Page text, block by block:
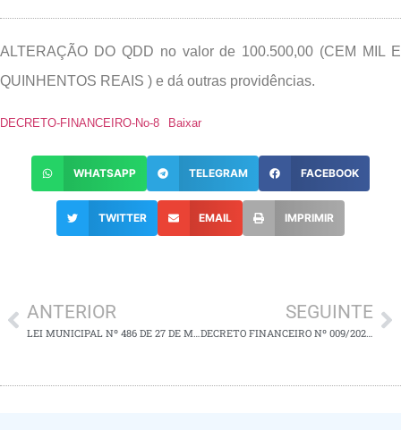
ALTERAÇÃO DO QDD no valor de 100.500,00 (CEM MIL E
QUINHENTOS REAIS ) e dá outras providências.
DECRETO-FINANCEIRO-No-8 Baixar
WHATSAPP TELEGRAM FACEBOOK
TWITTER EMAIL IMPRIMIR
ANTERIOR
LEI MUNICIPAL Nº 486 DE 27 DE MARÇO DE 2024.
SEGUINTE
DECRETO FINANCEIRO Nº 009/2024 – CRÉDITO SUPLEMENTAR